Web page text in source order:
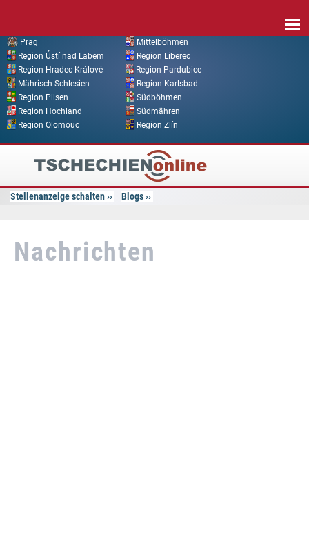
Prag
Mittelböhmen
Region Ústí nad Labem
Region Liberec
Region Hradec Králové
Region Pardubice
Mährisch-Schlesien
Region Karlsbad
Region Pilsen
Südböhmen
Region Hochland
Südmähren
Region Olomouc
Region Zlín
Tschechien
Online
Stellenanzeige schalten Blogs
Nachrichten